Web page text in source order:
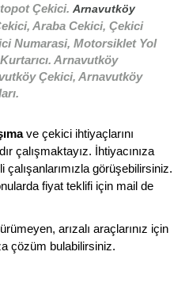
Çekici. Arnavutköy
Araba Cekici, Çekici
Numarasi, Motorsiklet Yol
Arnavutköy
Çekici, Arnavutköy
ve çekici ihtiyaçlarını
çalışmaktayız. İhtiyacınıza
görüşebilirsiniz.
fiyat teklifi için mail de
arızalı araçlarınız için
çözüm bulabilirsiniz.